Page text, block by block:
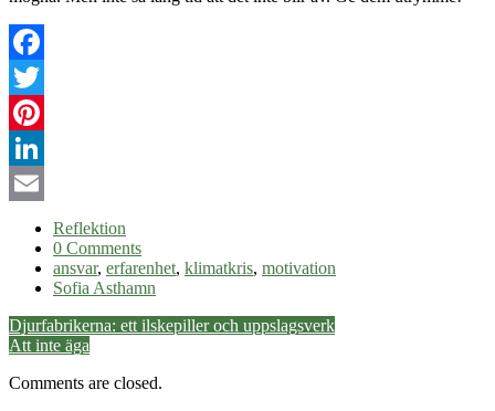
Facebook
Twitter
Pinterest
LinkedIn
Reflektion
0 Comments
ansvar, erfarenhet, klimatkris, motivation
Sofia Asthamn
Post
navigation
Djurfabrikerna: ett ilskepiller och uppslagsverk
Att inte äga
Comments are closed.